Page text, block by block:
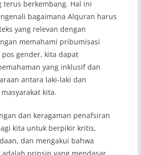
terus berkembang. Hal ini
bagaimana Alquran harus
yang relevan dengan
memahami pribumisasi
gender, kita dapat
yang inklusif dan
antara laki-laki dan
kita.
dan keragaman penafsiran
kita untuk berpikir kritis,
dan mengakui bahwa